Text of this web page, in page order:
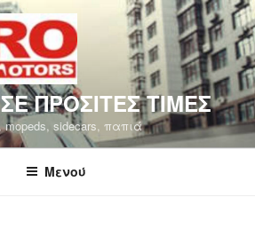
ΠΡΟΣΙΤΕΣ ΤΙΜΕΣ
mopeds, sidecars, παπιά
Μενού